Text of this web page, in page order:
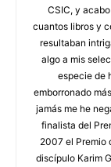
CSIC, y
cuantos libros y
resultaban
algo a mis
especie de
emborronado
jamás me he
finalista del
2007 el Premio
discípulo Karim